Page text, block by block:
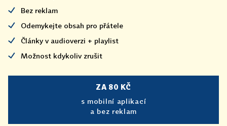
Bez reklam
Odemykejte obsah pro přátele
Články v audioverzi + playlist
Možnost kdykoliv zrušit
ZA 80 KČ
s mobilní aplikací
a bez reklam